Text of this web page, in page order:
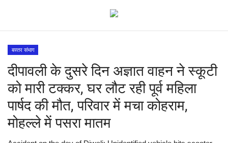
देश
मध्य प्रदेश
विश्व
बस्तर संभाग
दीपावली के दुसरे दिन अज्ञात वाहन ने स्कूटी
को मारी टक्कर, घर लौट रही पूर्व महिला
पार्षद की मौत, परिवार में मचा कोहराम,
मोहल्ले में पसरा मातम